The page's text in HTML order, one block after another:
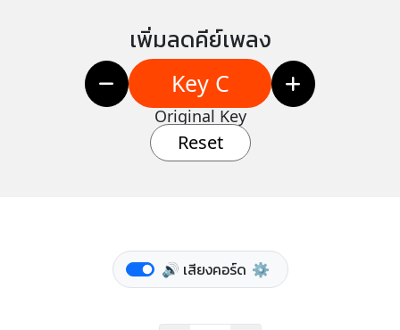
เพิ่มลดคีย์เพลง
Key C
Original Key
Reset
🔊 เสียงคอร์ด ⚙️